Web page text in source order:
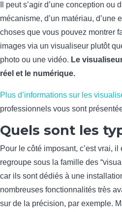
Il peut s’agir d’une conception ou
mécanisme, d’un matériau,
choses que vous pouvez montrer
images via un visualiseur plutôt
photo ou une vidéo. Le
réel et le numérique.
Plus d’informations sur les
professionnels vous sont
Quels sont les
Pour le côté imposant, c’est vrai,
regroupe sous la famille des
car ils sont dédiés à une
nombreuses fonctionnalités très
sur de la précision, par exemple.